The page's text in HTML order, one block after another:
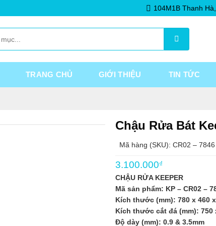
104M1B Thanh
TRANG CHỦ GIỚI THIỆU TIN TỨC
Chậu Rửa Bát
Mã hàng (SKU): CR02 – 7846
3.100.000₫
CHẬU RỬA KEEPER
Mã sản phẩm: KP – CR02 –
Kích thước (mm): 780 x 460
Kích thước cắt đá (mm): 750
Độ dày (mm): 0.9 & 3.5mm